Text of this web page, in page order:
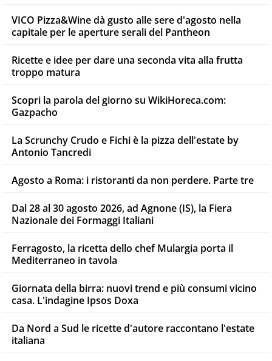
VICO Pizza&Wine dà gusto alle sere d'agosto nella
capitale per le aperture serali del Pantheon
Ricette e idee per dare una seconda vita alla frutta
troppo matura
Scopri la parola del giorno su WikiHoreca.com:
Gazpacho
La Scrunchy Crudo e Fichi è la pizza dell'estate by
Antonio Tancredi
Agosto a Roma: i ristoranti da non perdere. Parte tre
Dal 28 al 30 agosto 2026, ad Agnone (IS), la Fiera
Nazionale dei Formaggi Italiani
Ferragosto, la ricetta dello chef Mulargia porta il
Mediterraneo in tavola
Giornata della birra: nuovi trend e più consumi vicino
casa. L'indagine Ipsos Doxa
Da Nord a Sud le ricette d'autore raccontano l'estate
italiana